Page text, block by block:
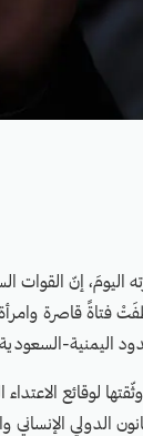
إنّ القوات
فتاةً قاصرة
اليمنية-
لوقائع
الدولي